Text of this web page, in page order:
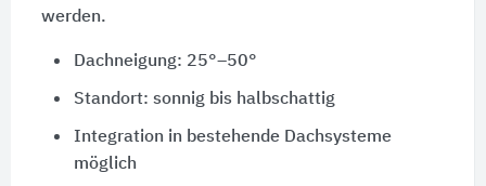
werden.
Dachneigung: 25°–50°
Standort: sonnig bis halbschattig
Integration in bestehende Dachsysteme
möglich